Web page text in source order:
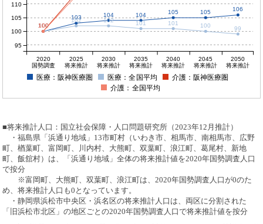
100
103 104 104 105 105 106
100
102 102 101 101 100 99
100
100
2020
国勢調査
2025
将来推計
2030
将来推計
2035
将来推計
2040
将来推計
2045
将来推計
2050
将来推計
95
100
105
110
医療：阪神医療圏 医療：全国平均
介護：阪神医療圏
介護：全国平均
■将来推計人口：国立社会保障・人口問題研究所（2023年12月推計）
・福島県「浜通り地域」13市町村（いわき市、相馬市、南相馬市、広野
町、楢葉町、富岡町、川内村、大熊町、双葉町、浪江町、葛尾村、新地
町、飯舘村）は、「浜通り地域」全体の将来推計値を2020年国勢調査人口
で按分
※富岡町、大熊町、双葉町、浪江町は、2020年国勢調査人口が0のた
め、将来推計人口も0となっています。
・静岡県浜松市中央区・浜名区の将来推計人口は、両区に分割された
「旧浜松市北区」の地区ごとの2020年国勢調査人口で将来推計値を按分